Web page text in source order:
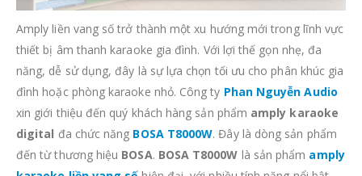
Amply liền vang số trở thành một xu hướng mới trong lĩnh vực
thiết bị âm thanh karaoke gia đình. Với lợi thế gọn nhẹ, đa
năng, dễ sử dụng, đây là sự lựa chọn tối ưu cho phân khúc gia
đình hoặc phòng karaoke nhỏ. Công ty Phan Nguyễn Audio
xin giới thiệu đến quý khách hàng sản phẩm amply karaoke
digital đa chức năng BOSA T8000W. Đây là dòng sản phẩm
đến từ thương hiệu BOSA. BOSA T8000W là sản phẩm amply